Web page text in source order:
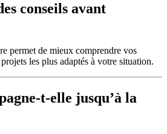
conseils avant
permet de mieux comprendre vos
les plus adaptés à votre situation.
t-elle jusqu’à la